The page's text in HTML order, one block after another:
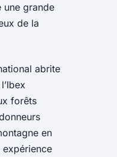
une grande
de la
abrite
forêts
en
expérience